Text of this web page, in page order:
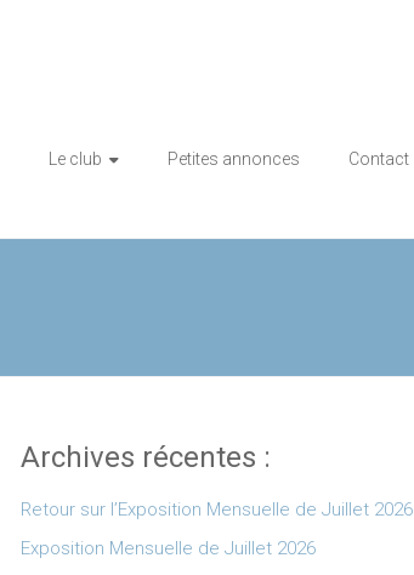
Le club Petites annonces Contact
Archives récentes :
Retour sur l’Exposition Mensuelle de Juillet 2026
Exposition Mensuelle de Juillet 2026